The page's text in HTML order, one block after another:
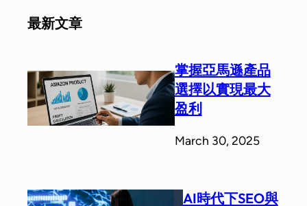
最新文章
掌握亞馬遜產品
選擇以實現最大
盈利
March 30, 2025
AI時代下SEO與